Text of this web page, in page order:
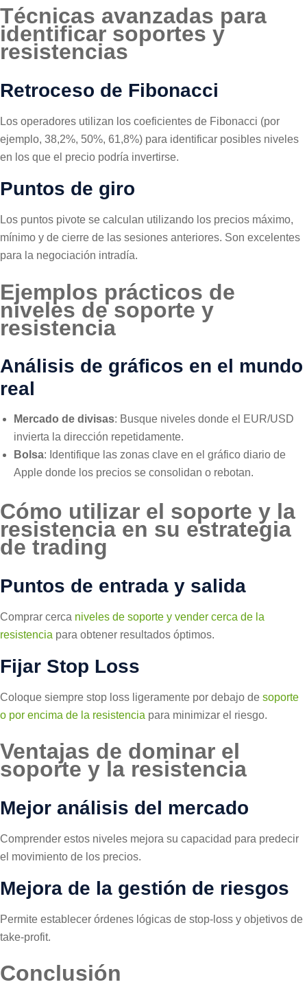
Técnicas avanzadas para
identificar soportes y
resistencias
Retroceso de Fibonacci
Los operadores utilizan los coeficientes de Fibonacci (por
ejemplo, 38,2%, 50%, 61,8%) para identificar posibles niveles
en los que el precio podría invertirse.
Puntos de giro
Los puntos pivote se calculan utilizando los precios máximo,
mínimo y de cierre de las sesiones anteriores. Son excelentes
para la negociación intradía.
Ejemplos prácticos de
niveles de soporte y
resistencia
Análisis de gráficos en el mundo
real
Mercado de divisas: Busque niveles donde el EUR/USD
invierta la dirección repetidamente.
Bolsa: Identifique las zonas clave en el gráfico diario de
Apple donde los precios se consolidan o rebotan.
Cómo utilizar el soporte y la
resistencia en su estrategia
de trading
Puntos de entrada y salida
Comprar cerca niveles de soporte y vender cerca de la
resistencia para obtener resultados óptimos.
Fijar Stop Loss
Coloque siempre stop loss ligeramente por debajo de soporte
o por encima de la resistencia para minimizar el riesgo.
Ventajas de dominar el
soporte y la resistencia
Mejor análisis del mercado
Comprender estos niveles mejora su capacidad para predecir
el movimiento de los precios.
Mejora de la gestión de riesgos
Permite establecer órdenes lógicas de stop-loss y objetivos de
take-profit.
Conclusión